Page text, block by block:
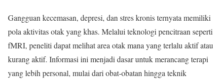
Gangguan kecemasan, depresi, dan stres kronis ternyata memiliki
pola aktivitas otak yang khas. Melalui teknologi pencitraan seperti
fMRI, peneliti dapat melihat area otak mana yang terlalu aktif atau
kurang aktif. Informasi ini menjadi dasar untuk merancang terapi
yang lebih personal, mulai dari obat-obatan hingga teknik